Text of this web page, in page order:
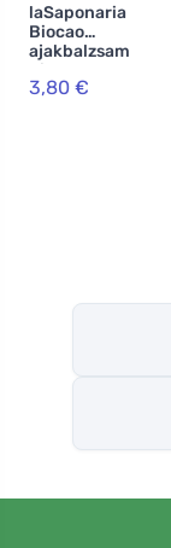
laSaponaria
Biocao
ajakbalzsam
hialuronsavval
BIO (5,7 ml)
3,80 €